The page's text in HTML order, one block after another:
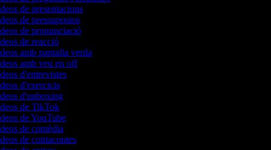
de presentacions
de pressupostos
de pronunciació
de reacció
amb pantalla verda
amb veu en off
d'entrevistes
d'exercicis
d'unboxing
de TikTok
de YouTube
de comèdia
de contacontes